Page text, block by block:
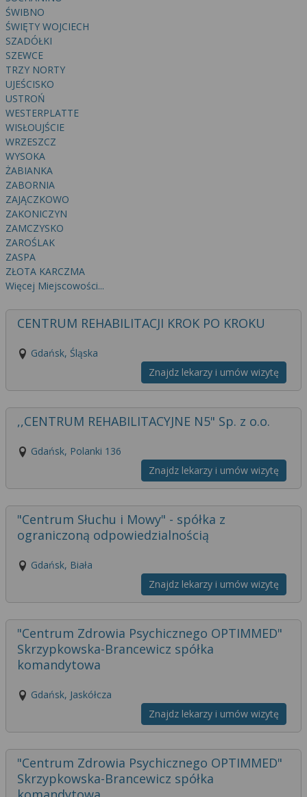
ŚWIBNO
ŚWIĘTY WOJCIECH
SZADÓŁKI
SZEWCE
TRZY NORTY
UJEŚCISKO
USTROŃ
WESTERPLATTE
WISŁOUJŚCIE
WRZESZCZ
WYSOKA
ŻABIANKA
ZABORNIA
ZAJĄCZKOWO
ZAKONICZYN
ZAMCZYSKO
ZAROŚLAK
ZASPA
ZŁOTA KARCZMA
Więcej Miejscowości...
CENTRUM REHABILITACJI KROK PO KROKU
Gdańsk, Śląska
Znajdz lekarzy i umów wizytę
,,CENTRUM REHABILITACYJNE N5" Sp. z o.o.
Gdańsk, Polanki 136
Znajdz lekarzy i umów wizytę
"Centrum Słuchu i Mowy" - spółka z
ograniczoną odpowiedzialnością
Gdańsk, Biała
Znajdz lekarzy i umów wizytę
"Centrum Zdrowia Psychicznego OPTIMMED"
Skrzypkowska-Brancewicz spółka
komandytowa
Gdańsk, Jaskółcza
Znajdz lekarzy i umów wizytę
"Centrum Zdrowia Psychicznego OPTIMMED"
Skrzypkowska-Brancewicz spółka